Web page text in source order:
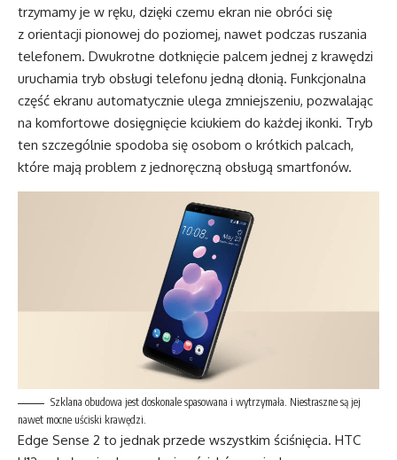
trzymamy je w ręku, dzięki czemu ekran nie obróci się
z orientacji pionowej do poziomej, nawet podczas ruszania
telefonem. Dwukrotne dotknięcie palcem jednej z krawędzi
uruchamia tryb obsługi telefonu jedną dłonią. Funkcjonalna
część ekranu automatycznie ulega zmniejszeniu, pozwalając
na komfortowe dosięgnięcie kciukiem do każdej ikonki. Tryb
ten szczególnie spodoba się osobom o krótkich palcach,
które mają problem z jednoręczną obsługą smartfonów.
Szklana obudowa jest doskonale spasowana i wytrzymała. Niestraszne są jej
nawet mocne uściski krawędzi.
Edge Sense 2 to jednak przede wszystkim ściśnięcia. HTC